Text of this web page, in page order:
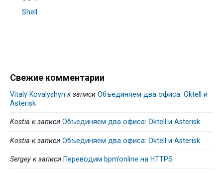
Shell
Свежие комментарии
Vitaly Kovalyshyn к записи Объединяем два офиса: Oktell и
Asterisk
Kostia к записи Объединяем два офиса: Oktell и Asterisk
Kostia к записи Объединяем два офиса: Oktell и Asterisk
Sergey к записи Переводим bpm’online на HTTPS